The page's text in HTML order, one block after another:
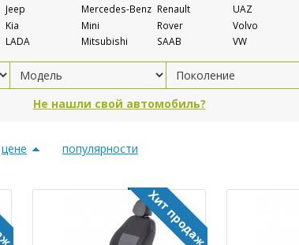
Jeep
Kia
LADA
Mercedes-Benz
Mini
Mitsubishi
Renault
Rover
SAAB
UAZ
Volvo
VW
Не нашли свой автомобиль?
цене популярности